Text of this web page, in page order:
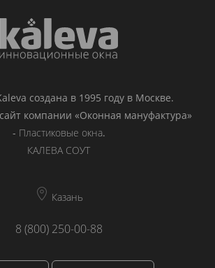
создана в 1995 году в Москве.
компании «Оконная мануфактура»
- Пластиковые окна.
КАЛЕВА СОУТ
Казань
8 (800) 250-00-88